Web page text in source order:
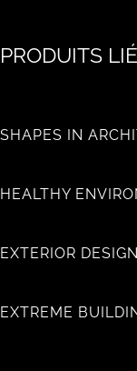
PRODUITS
SHAPES IN
HEALTHY
EXTERIOR
EXTREME